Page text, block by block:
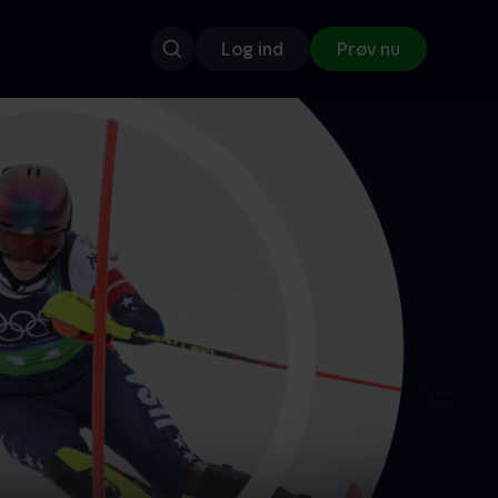
Log ind Prøv nu